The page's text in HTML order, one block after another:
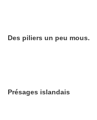
Des piliers un peu mous.
Présages islandais